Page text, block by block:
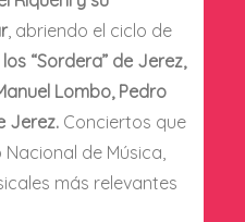
, abriendo el ciclo de
los “Sordera” de Jerez,
Lombo, Pedro
Jerez. Conciertos que
de Música,
más relevantes